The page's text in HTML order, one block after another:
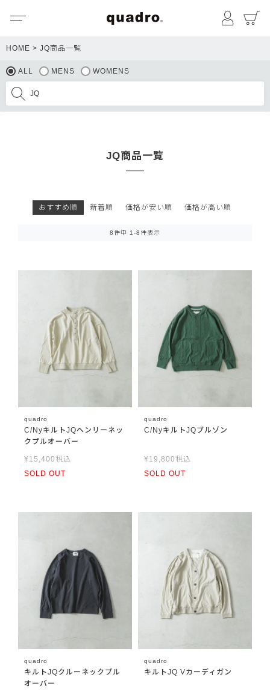
マイペ
HOME JQ商品一覧
ALL MENS WOMENS
JQ商品一覧
おすすめ順 新着順 価格が安い順 価格が高い順
8件中 1 -8件表示
quadro
C/NyキルトJQヘンリーネッ
クプルオーバー
¥15,400 税込
SOLD OUT
quadro
C/NyキルトJQブルゾン
¥19,800 税込
SOLD OUT
quadro
キルトJQクルーネックプル
オーバー
quadro
キルトJQ Vカーディガン